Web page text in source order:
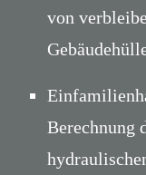
von
Berechnung